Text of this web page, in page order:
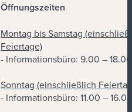
Öffnungszeiten
Montag bis Samstag
Feiertage)
- Informationsbüro: 9.00 –
Sonntag (einschließlich
- Informationsbüro: 11.00 –